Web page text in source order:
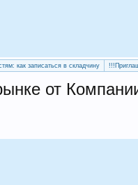
как записаться в складчину
от